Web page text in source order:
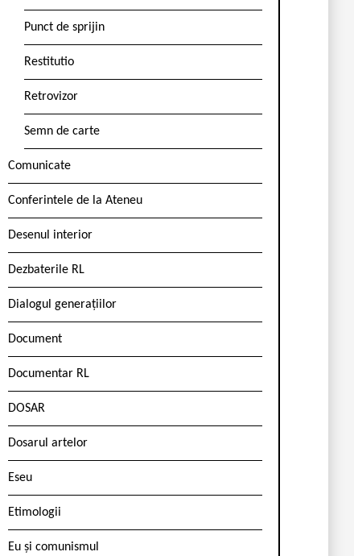
Punct de sprijin
Restitutio
Retrovizor
Semn de carte
Comunicate
Conferintele de la Ateneu
Desenul interior
Dezbaterile RL
Dialogul generațiilor
Document
Documentar RL
DOSAR
Dosarul artelor
Eseu
Etimologii
Eu și comunismul